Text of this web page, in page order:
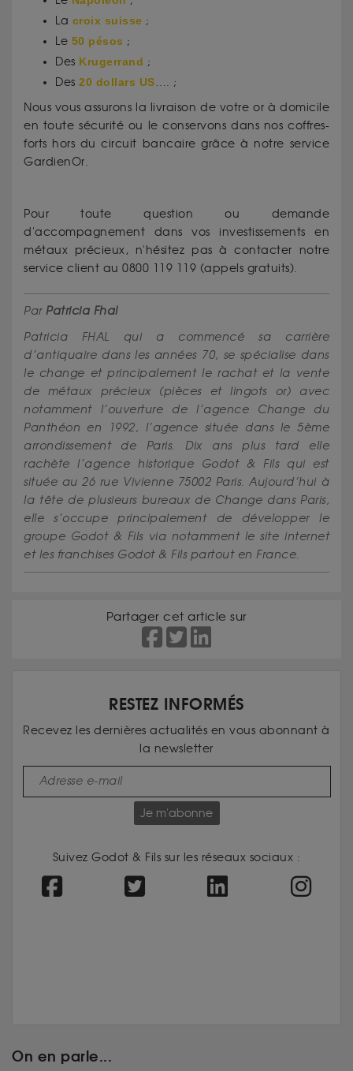
La croix suisse ;
Le 50 pésos ;
Des Krugerrand ;
Des 20 dollars US…. ;
Nous vous assurons la livraison de votre or à domicile
en toute sécurité ou le conservons dans nos coffres-
forts hors du circuit bancaire grâce à notre service
GardienOr.
Pour toute question ou demande
d'accompagnement dans vos investissements en
métaux précieux, n'hésitez pas à contacter notre
service client au 0800 119 119 (appels gratuits).
Par Patricia Fhal
Patricia FHAL qui a commencé sa carrière
d’antiquaire dans les années 70, se spécialise dans
le change et principalement le rachat et la vente
de métaux précieux (pièces et lingots or) avec
notamment l’ouverture de l’agence Change du
Panthéon en 1992, l’agence située dans le 5ème
arrondissement de Paris. Dix ans plus tard elle
rachète l’agence historique Godot & Fils qui est
située au 26 rue Vivienne 75002 Paris. Aujourd’hui à
la tête de plusieurs bureaux de Change dans Paris,
elle s’occupe principalement de développer le
groupe Godot & Fils via notamment le site internet
et les franchises Godot & Fils partout en France.
Partager cet article sur
RESTEZ INFORMÉS
Recevez les dernières actualités en vous abonnant à
la newsletter
Je m'abonne
Suivez Godot & Fils sur les réseaux sociaux :
On en parle...